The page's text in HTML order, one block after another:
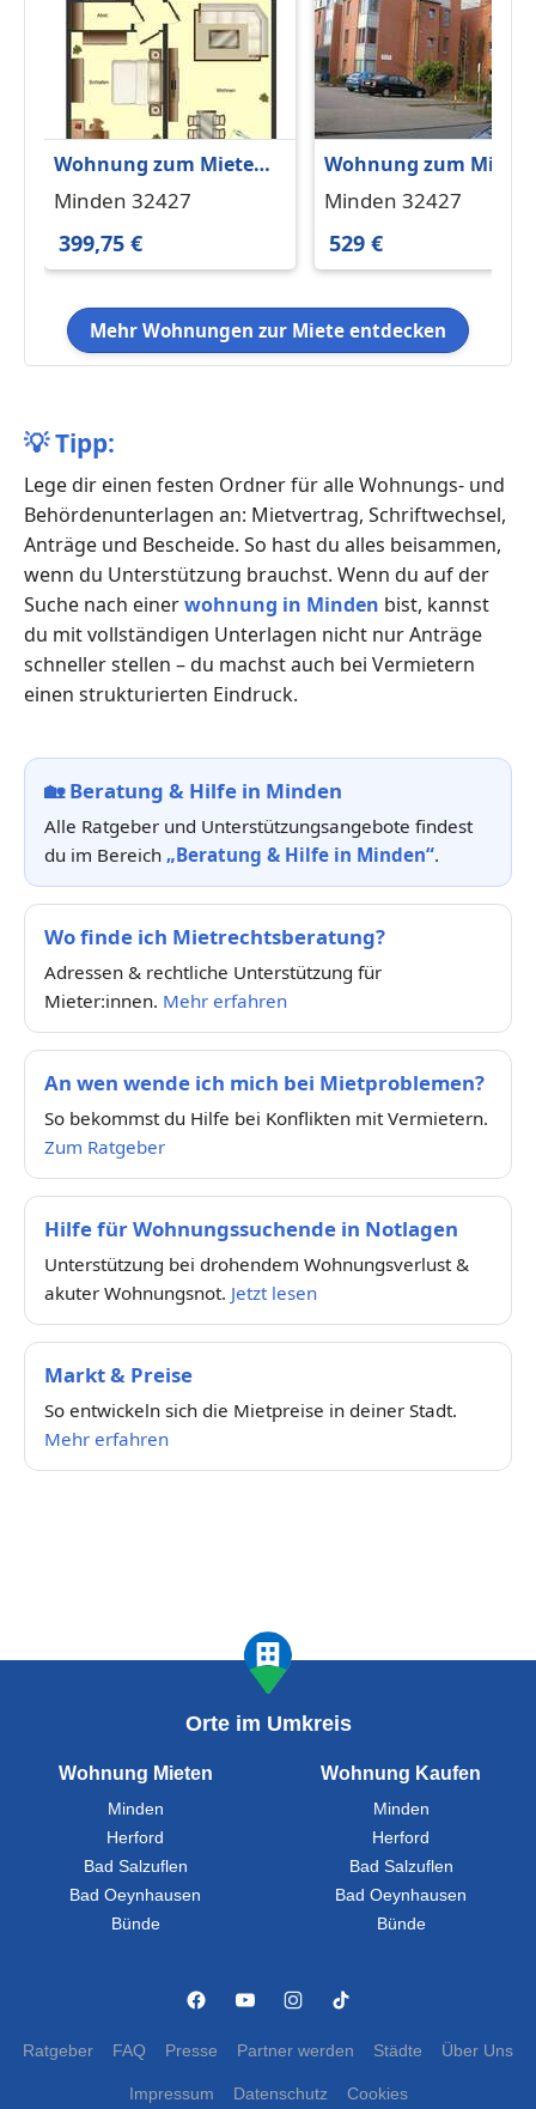
Wohnung zum Mieten
in Minden 399,75 € 61
Minden 32427
399,75 €
Wohnung zum Mieten
in Minden 529 € 56.77
Minden 32427
529 €
Mehr Wohnungen zur Miete entdecken
💡Tipp:
Lege dir einen festen Ordner für alle Wohnungs- und
Behördenunterlagen an: Mietvertrag, Schriftwechsel,
Anträge und Bescheide. So hast du alles beisammen,
wenn du Unterstützung brauchst. Wenn du auf der
Suche nach einerwohnung in Minden bist, kannst
du mit vollständigen Unterlagen nicht nur Anträge
schneller stellen – du machst auch bei Vermietern
einen strukturierten Eindruck.
🏡Beratung & Hilfe in Minden
Alle Ratgeber und Unterstützungsangebote findest
du im Bereich „Beratung & Hilfe in Minden“.
Wo finde ich Mietrechtsberatung?
Adressen & rechtliche Unterstützung für
Mieter:innen. Mehr erfahren
An wen wende ich mich bei Mietproblemen?
So bekommst du Hilfe bei Konflikten mit Vermietern.
Zum Ratgeber
Hilfe für Wohnungssuchende in Notlagen
Unterstützung bei drohendem Wohnungsverlust &
akuter Wohnungsnot. Jetzt lesen
Markt & Preise
So entwickeln sich die Mietpreise in deiner Stadt.
Mehr erfahren
Orte im Umkreis
Wohnung Mieten
Minden
Herford
Bad Salzuflen
Bad Oeynhausen
Bünde
Wohnung Kaufen
Minden
Herford
Bad Salzuflen
Bad Oeynhausen
Bünde
Ratgeber FAQ Presse Partner werden Städte Über Uns
Impressum Datenschutz Cookies